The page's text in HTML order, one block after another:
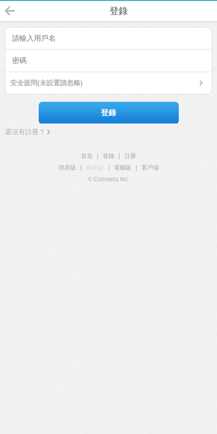
登錄
安全提問(未設置請忽略)
登錄
還沒有註冊？
首頁 登錄
註冊
簡易版
觸屏版 電腦版
客戶端
© Comsenz Inc.